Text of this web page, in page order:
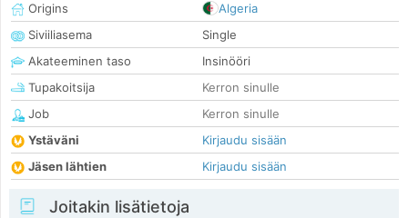
Origins
Algeria
Siviiliasema
Single
Akateeminen taso
Insinööri
Tupakoitsija
Kerron sinulle
Job
Kerron sinulle
Ystäväni
Kirjaudu sisään
Jäsen lähtien
Kirjaudu sisään
Joitakin lisätietoja